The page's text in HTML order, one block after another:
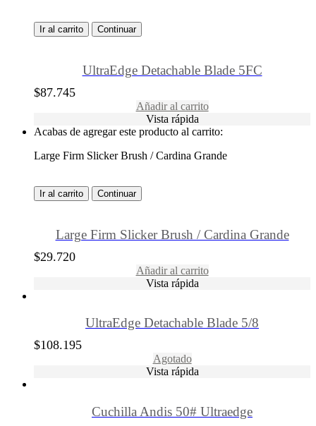
Ir al carrito Continuar
UltraEdge Detachable Blade 5FC
$87.745
Añadir al carrito
Vista rápida
Acabas de agregar este producto al carrito:
Large Firm Slicker Brush / Cardina Grande
Ir al carrito Continuar
Large Firm Slicker Brush / Cardina Grande
$29.720
Añadir al carrito
Vista rápida
UltraEdge Detachable Blade 5/8
$108.195
Agotado
Vista rápida
Cuchilla Andis 50# Ultraedge